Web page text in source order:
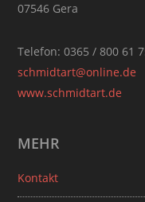
07546 Gera
Telefon: 0365 / 800 61
schmidtart@online.de
www.schmidtart.de
MEHR
Kontakt